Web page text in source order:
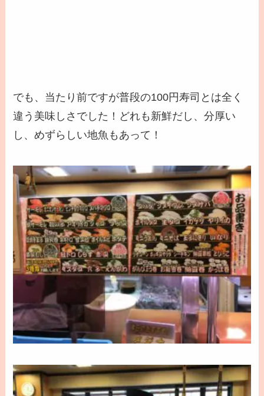
でも、当たり前ですが普段の100円寿司とは全く
違う美味しさでした！どれも 新鮮だし、分厚い
し、めずらしい地魚 もあって！